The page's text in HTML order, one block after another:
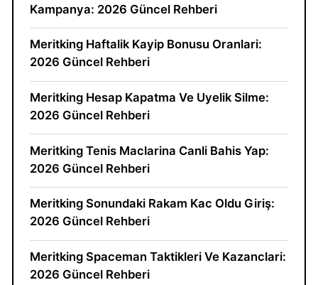
Kampanya: 2026 Güncel Rehberi
Meritking Haftalik Kayip Bonusu Oranlari:
2026 Güncel Rehberi
Meritking Hesap Kapatma Ve Uyelik Silme:
2026 Güncel Rehberi
Meritking Tenis Maclarina Canli Bahis Yap:
2026 Güncel Rehberi
Meritking Sonundaki Rakam Kac Oldu Giriş:
2026 Güncel Rehberi
Meritking Spaceman Taktikleri Ve Kazanclari:
2026 Güncel Rehberi